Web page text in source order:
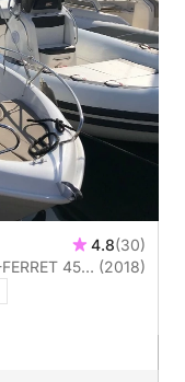
4.8(30)
(2018)